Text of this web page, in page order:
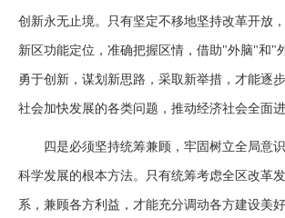
创新永无止境。只有坚定不移地坚持改革开放
新区功能定位，准确把握区情，借助"外脑"和"
勇于创新，谋划新思路，采取新举措，才能逐
社会加快发展的各类问题，推动经济社会全面进
四是必须坚持统筹兼顾，牢固树立全局意识
科学发展的根本方法。只有统筹考虑全区改革
系，兼顾各方利益，才能充分调动各方建设美